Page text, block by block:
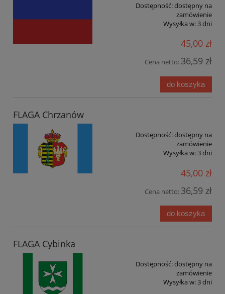
Dostępność:dostępny na
zamówienie
Wysyłka w:3 dni
45,00 zł
Cena netto: 36,59 zł
do koszyka
FLAGA Chrzanów
Dostępność:dostępny na
zamówienie
Wysyłka w:3 dni
45,00 zł
Cena netto: 36,59 zł
do koszyka
FLAGA Cybinka
Dostępność:dostępny na
zamówienie
Wysyłka w:3 dni